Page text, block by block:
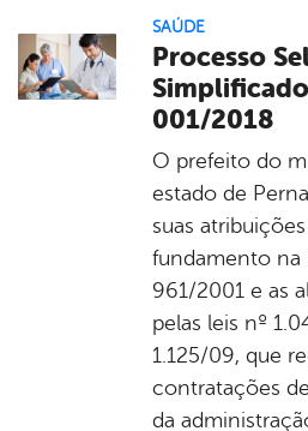
SAÚDE
Processo
001/2018
O prefeito do
estado de
suas
fundamento na
961/2001 e as
pelas leis nº
1.125/09, que
contratações
da